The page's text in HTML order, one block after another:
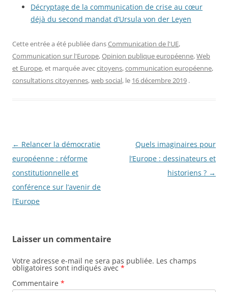
Décryptage de la communication de crise au cœur
déjà du second mandat d’Ursula von der Leyen
Cette entrée a été publiée dansCommunication de l'UE,
Communication sur l'Europe,Opinion publique européenne,Web
et Europe, et marquée aveccitoyens,communication européenne,
consultations citoyennes,web social, le 16 décembre 2019 .
Navigation
des
articles
← Relancer la démocratie
européenne : réforme
constitutionnelle et
conférence sur l’avenir de
l’Europe
Quels imaginaires pour
l’Europe : dessinateurs et
historiens ? →
Laisser un commentaire
Votre adresse e-mail ne sera pas publiée. Les champs
obligatoires sont indiqués avec *
Commentaire *